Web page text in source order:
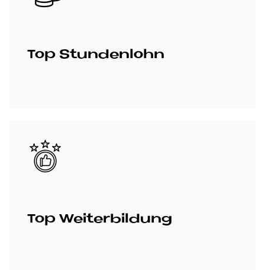
Top Stun­den­lohn
Bild
Top Wei­ter­bil­dung